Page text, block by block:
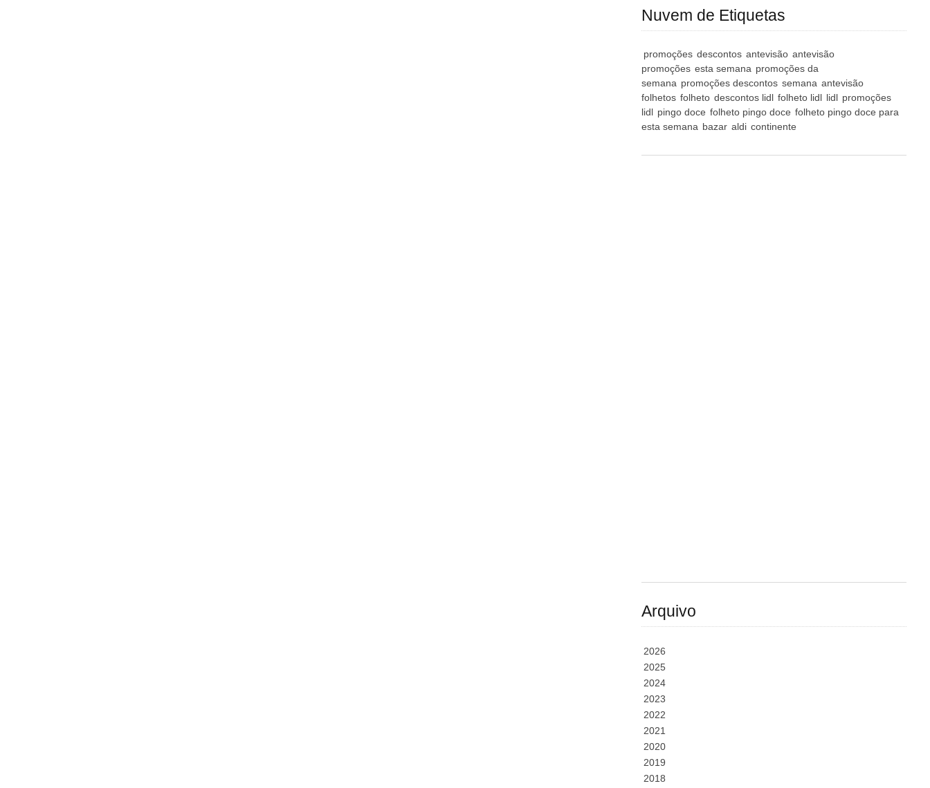
Nuvem de Etiquetas
promoções descontos antevisão antevisão
promoções esta semana promoções da
semana promoções descontos semana antevisão
folhetos folheto descontos lidl folheto lidl lidl promoções
lidl pingo doce folheto pingo doce folheto pingo doce para
esta semana bazar aldi continente
Arquivo
2026
2025
2024
2023
2022
2021
2020
2019
2018